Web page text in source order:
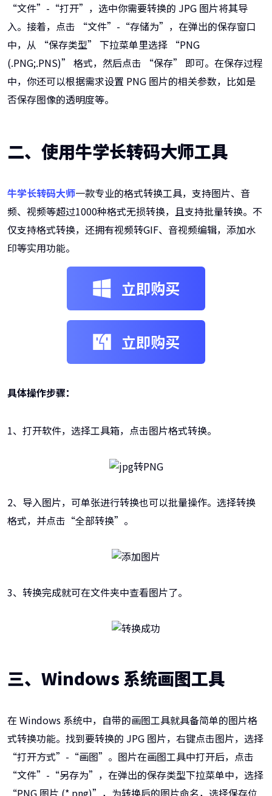
“文件”-“打开”，选中你需要转换的 JPG 图片将其导
入。接着，点击 “文件”-“存储为”，在弹出的保存窗口
中，从 “保存类型” 下拉菜单里选择 “PNG
(.PNG;.PNS)” 格式，然后点击 “保存” 即可。在保存过程
中，你还可以根据需求设置 PNG 图片的相关参数，比如是
否保存图像的透明度等。
二、使用牛学长转码大师工具
牛学长转码大师一款专业的格式转换工具，支持图片、音
频、视频等超过1000种格式无损转换，且支持批量转换。不
仅支持格式转换，还拥有视频转GIF、音视频编辑，添加水
印等实用功能。
立即购买
立即购买
具体操作步骤：
1、打开软件，选择工具箱，点击图片格式转换。
2、导入图片，可单张进行转换也可以批量操作。选择转换
格式，并点击“全部转换”。
3、转换完成就可在文件夹中查看图片了。
三、 Windows 系统画图工具
在 Windows 系统中，自带的画图工具就具备简单的图片格
式转换功能。找到要转换的 JPG 图片，右键点击图片，选择
“打开方式”-“画图”。图片在画图工具中打开后，点击
“文件”-“另存为”，在弹出的保存类型下拉菜单中，选择
“PNG 图片 (*.png)”，为转换后的图片命名，选择保存位